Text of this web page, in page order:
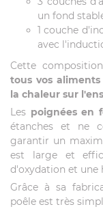
un fond
1 couche
avec
Cette composition
tous vos aliments
la chaleur sur
Les poignées en
étanches et ne
garantir un
est large et
d'oxydation et une
Grâce à sa
poêle est très